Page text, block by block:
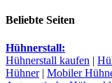
Beliebte Seiten
Hühnerstall:
Hühnerstall kaufen |
Hühner| Mobiler